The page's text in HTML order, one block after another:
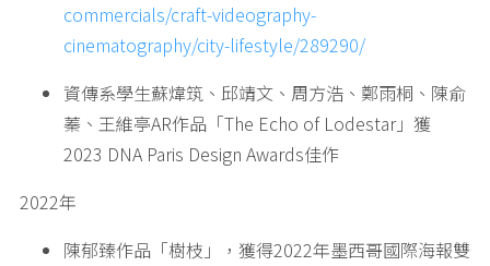
commercials/craft-videography-
cinematography/city-lifestyle/289290/
資傳系學生蘇煒筑、邱靖文、周方浩、鄭雨桐、陳俞
蓁、王維亭AR作品「The Echo of Lodestar」獲
2023 DNA Paris Design Awards佳作
2022年
陳郁臻作品「樹枝」，獲得2022年墨西哥國際海報雙